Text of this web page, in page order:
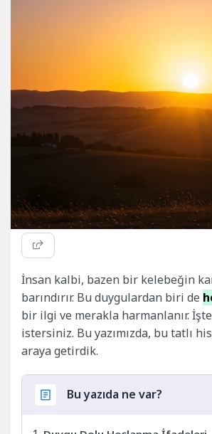
İnsan kalbi, bazen bir kelebeğin
barındırır. Bu duygulardan biri de
bir ilgi ve merakla harmanlanır.
istersiniz. Bu yazımızda, bu tatlı
araya getirdik.
Bu yazıda ne var?